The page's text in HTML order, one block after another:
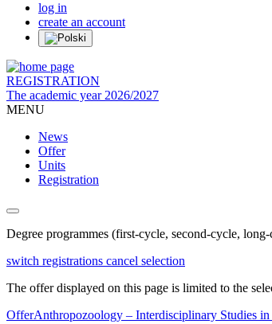
log in
create an account
REGISTRATION
The academic year 2026/2027
MENU
News
Offer
Units
Registration
Degree programmes (first-cycle, second-cycle,
switch registrations cancel selection
The offer displayed on this page is limited to the
OfferAnthropozoology – Interdisciplinary Studies